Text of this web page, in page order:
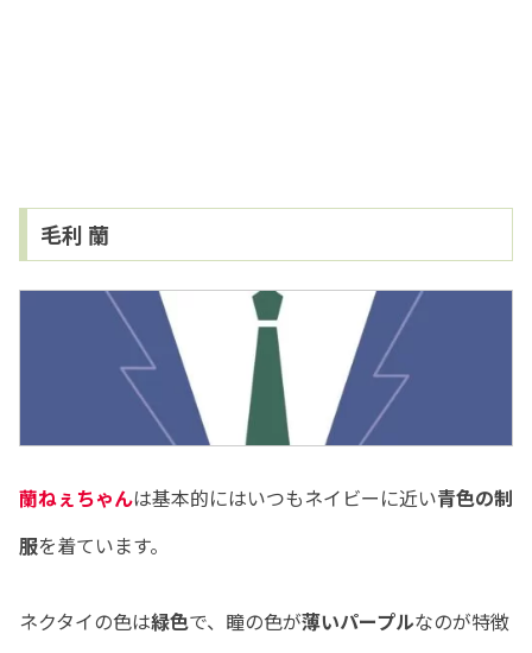
毛利 蘭
蘭ねぇちゃんは基本的にはいつもネイビーに近い青色の制
服を着ています。
ネクタイの色は緑色で、瞳の色が薄いパープルなのが特徴